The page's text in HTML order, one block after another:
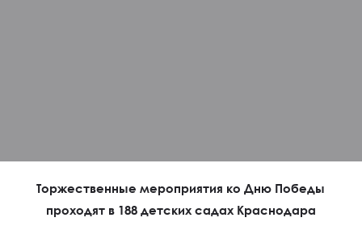
Торжественные мероприятия ко Дню Победы
проходят в 188 детских садах Краснодара